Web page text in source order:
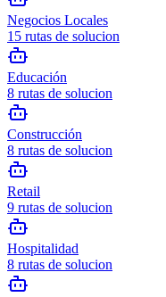
Negocios Locales
15 rutas de solucion
Educación
8 rutas de solucion
Construcción
8 rutas de solucion
Retail
9 rutas de solucion
Hospitalidad
8 rutas de solucion